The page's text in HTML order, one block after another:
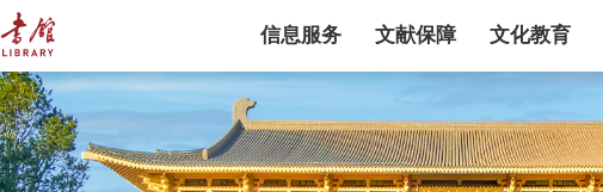
信息服务 文献保障 文化教育